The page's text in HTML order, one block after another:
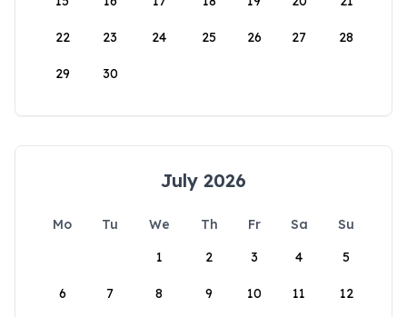
22 23 24 25 26 27 28
29 30
July 2026
Mo Tu We Th Fr Sa
Su
1
2 3 4 5
6 7 8 9 10 11 12